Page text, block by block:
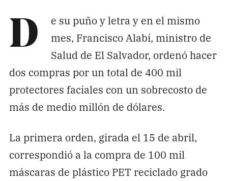
D
e su puño y letra y en el mismo
mes, Francisco Alabí, ministro de
Salud de El Salvador, ordenó hacer
dos compras por un total de 400 mil
protectores faciales con un sobrecosto de
más de medio millón de dólares.
La primera orden, girada el 15 de abril,
correspondió a la compra de 100 mil
máscaras de plástico PET reciclado grado